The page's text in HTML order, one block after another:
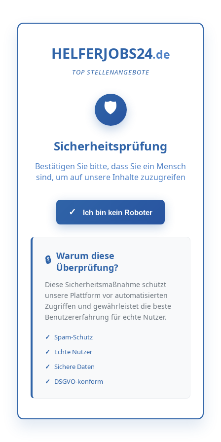
HELFERJOBS24
TOP STELLENANGEBOTE
Sicherheitsprüfung
Bestätigen Sie bitte, dass Sie ein Mensch
sind, um auf unsere Inhalte zuzugreifen
✓ Ich bin kein Roboter
Warum diese
Überprüfung?
Diese Sicherheitsmaßnahme schützt
unsere Plattform vor automatisierten
Zugriffen und gewährleistet die beste
Benutzererfahrung für echte Nutzer.
Spam-Schutz
Echte Nutzer
Sichere Daten
DSGVO-konform